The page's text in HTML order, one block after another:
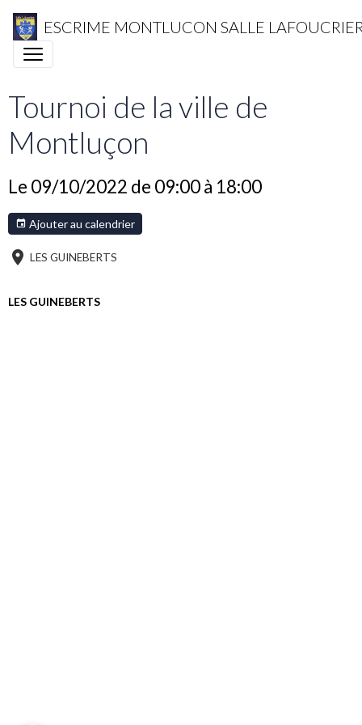
ESCRIME MONTLUCON SALLE
Tournoi de la ville de
Montluçon
Le 09/10/2022 de 09:00à 18:00
Ajouter au calendrier
LES GUINEBERTS
LES GUINEBERTS